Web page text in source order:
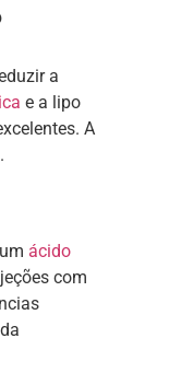
a
e a lipo
A
ácido
com